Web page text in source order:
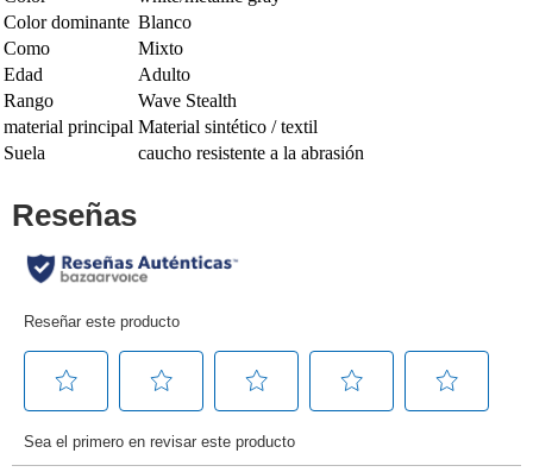
Color dominante Blanco
Como
Mixto
Edad
Adulto
Rango
Wave Stealth
material principal Material sintético / textil
Suela
caucho resistente a la abrasión